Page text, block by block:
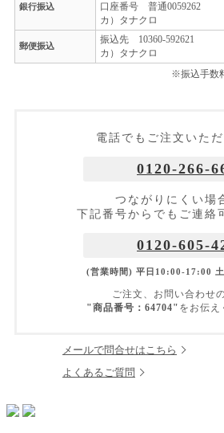
銀行振込
口座番号 普通0059262
カ）タナクロ
郵便振込
振込先 10360-592621
カ）タナクロ
※振込手数
電話でもご注文いた
0120-266-
つながりにくい場
下記番号からでもご連絡
0120-605-
(営業時間) 平日10:00-17:00
ご注文、お問い合わせ
"商品番号：64704" をお伝え
メールで問合せはこちら
よくあるご質問